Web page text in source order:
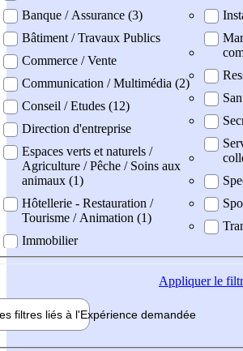
Banque / Assurance (3)
Bâtiment / Travaux Publics
Commerce / Vente
Communication / Multimédia (2)
Conseil / Etudes (12)
Direction d'entreprise
Espaces verts et naturels /
Agriculture / Pêche / Soins aux
animaux (1)
Hôtellerie - Restauration /
Tourisme / Animation (1)
Immobilier
Appliquerle
filtres liés à l'Expérience demandée